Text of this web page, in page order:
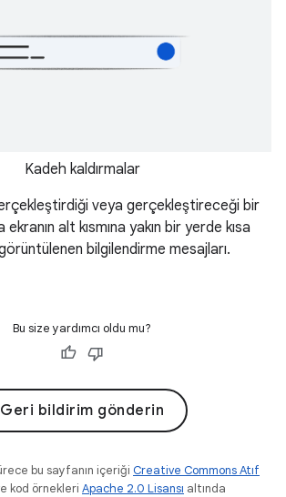
Kadeh kaldırmalar
veya gerçekleştireceği bir
ekranın alt kısmına yakın bir yerde kısa
bilgilendirme mesajları.
Bu size yardımcı oldu mu?
Geri bildirim gönderin
bu sayfanın içeriği Creative Commons Atıf
kod örnekleri Apache 2.0 Lisansı altında